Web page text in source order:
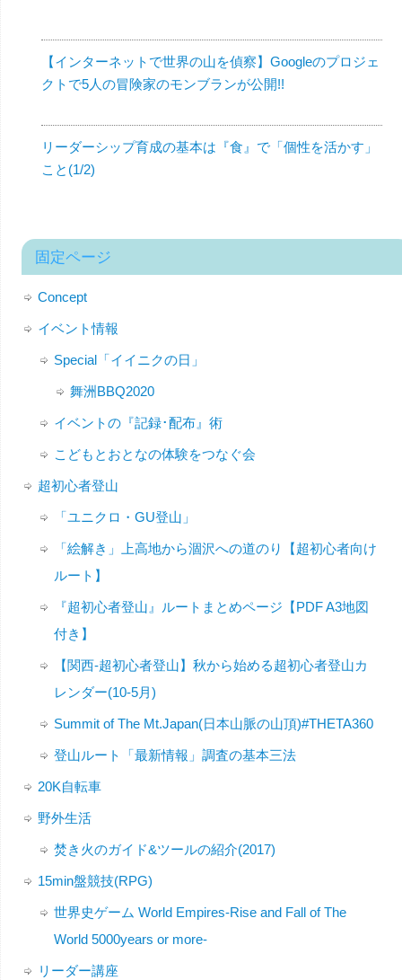
【インターネットで世界の山を偵察】Googleのプロジェ
クトで5人の冒険家のモンブランが公開!!
リーダーシップ育成の基本は『食』で「個性を活かす」
こと(1/2)
固定ページ
Concept
イベント情報
Special「イイニクの日」
舞洲BBQ2020
イベントの『記録･配布』術
こどもとおとなの体験をつなぐ会
超初心者登山
「ユニクロ・GU登山」
「絵解き」上高地から涸沢への道のり【超初心者向け
ルート】
『超初心者登山』ルートまとめページ【PDF A3地図
付き】
【関西-超初心者登山】秋から始める超初心者登山カ
レンダー(10-5月)
Summit of The Mt.Japan(日本山脈の山頂)#THETA360
登山ルート「最新情報」調査の基本三法
20K自転車
野外生活
焚き火のガイド&ツールの紹介(2017)
15min盤競技(RPG)
世界史ゲーム World Empires-Rise and Fall of The
World 5000years or more-
リーダー講座